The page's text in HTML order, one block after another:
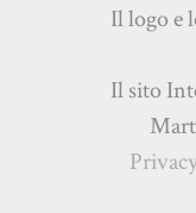
Il logo e
Il sito